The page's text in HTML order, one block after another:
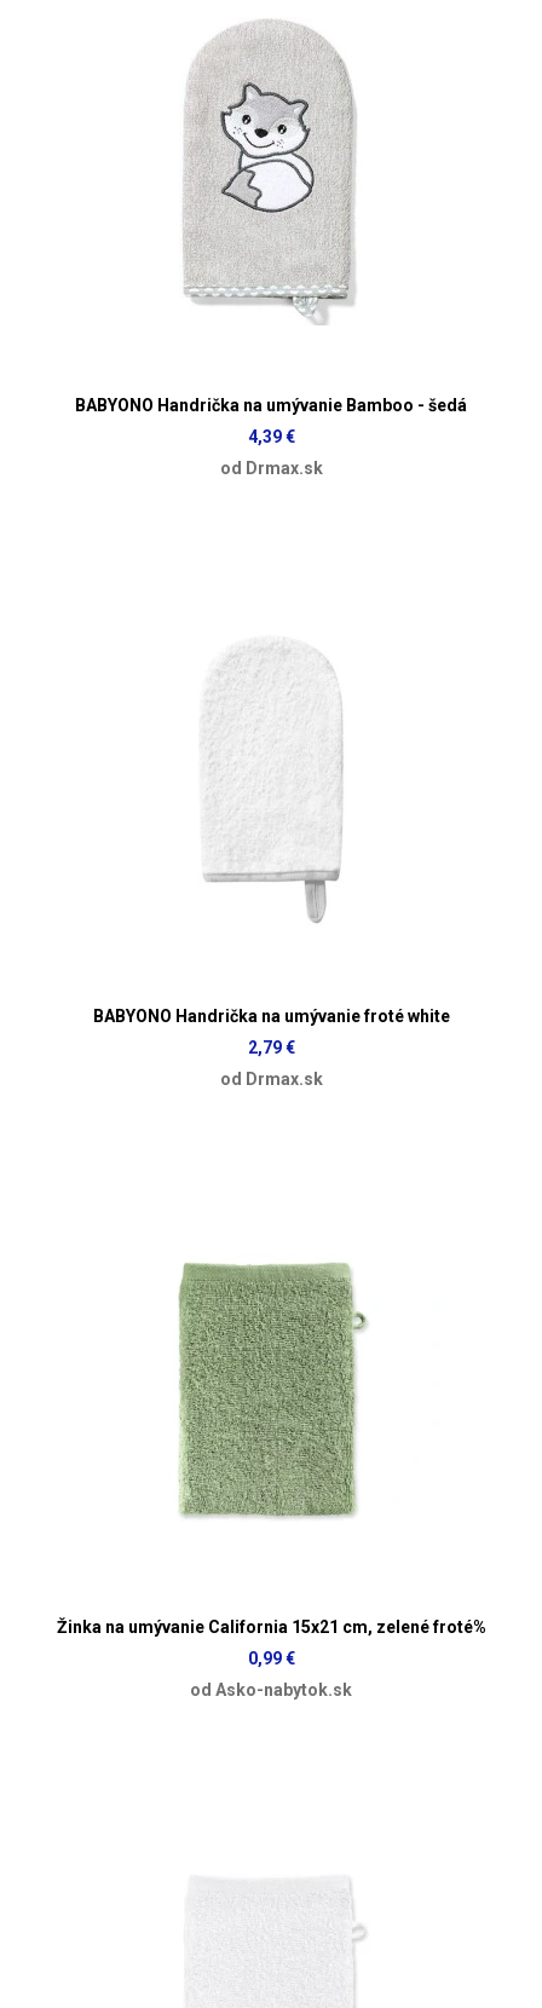
BABYONO Handrička na umývanie Bamboo - šedá
4,39 €
od Drmax.sk
BABYONO Handrička na umývanie froté white
2,79 €
od Drmax.sk
Žinka na umývanie California 15x21 cm, zelené froté%
0,99 €
od Asko-nabytok.sk